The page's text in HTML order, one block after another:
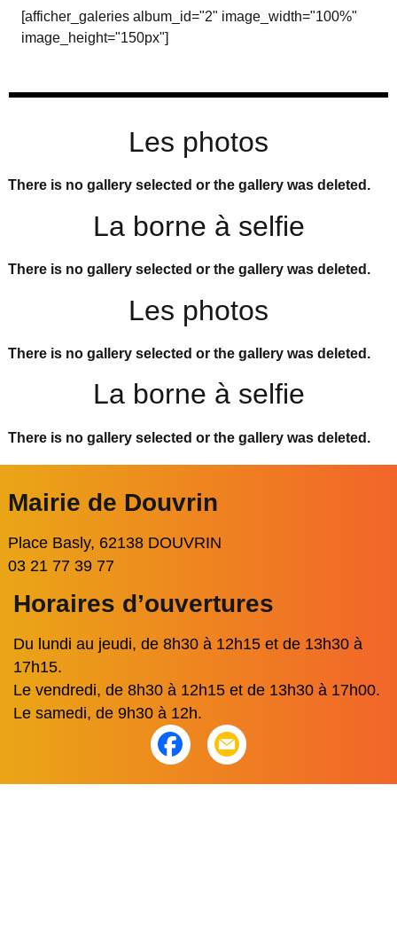
[afficher_galeries album_id="2" image_width="100%"
image_height="150px"]
Les photos
There is no gallery selected or the gallery was deleted.
La borne à selfie
There is no gallery selected or the gallery was deleted.
Les photos
There is no gallery selected or the gallery was deleted.
La borne à selfie
There is no gallery selected or the gallery was deleted.
Mairie de Douvrin
Place Basly, 62138 DOUVRIN
03 21 77 39 77
Horaires d’ouvertures
Du lundi au jeudi, de 8h30 à 12h15 et de 13h30 à
17h15.
Le vendredi, de 8h30 à 12h15 et de 13h30 à 17h00.
Le samedi, de 9h30 à 12h.